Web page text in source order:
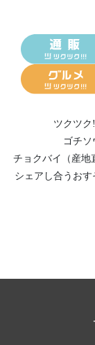
ツクツク
ゴチソ
チョクバイ（産地
シェアし合う おす